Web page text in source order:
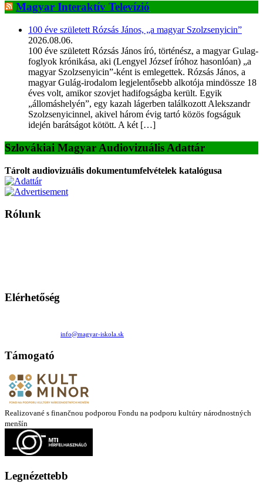
Magyar Interaktív Televízió
100 éve született Rózsás János, „a magyar Szolzsenyicin”
2026.08.06.
100 éve született Rózsás János író, történész, a magyar Gulag-
foglyok krónikása, aki (Lengyel József íróhoz hasonlóan) „a
magyar Szolzsenyicin”-ként is emlegettek. Rózsás János, a
magyar Gulág-irodalom legjelentősebb alkotója mindössze 18
éves volt, amikor szovjet hadifogságba került. Egyik
„állomáshelyén”, egy kazah lágerben találkozott Alekszandr
Szolzsenyicinnel, akivel három évig tartó közös fogságuk
idején barátságot kötött. A két […]
Szlovákiai Magyar Audiovizuális Adattár
Tárolt audiovizuális dokumentumfelvételek katalógusa
Rólunk
Elérhetőség
info@magyar-iskola.sk
Támogató
Realizované s finančnou podporou Fondu na podporu kultúry národnostných
menšín
Legnézettebb